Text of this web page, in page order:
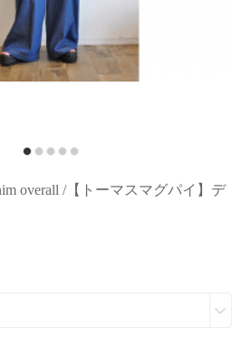
overall /【トーマスマグパイ】デ